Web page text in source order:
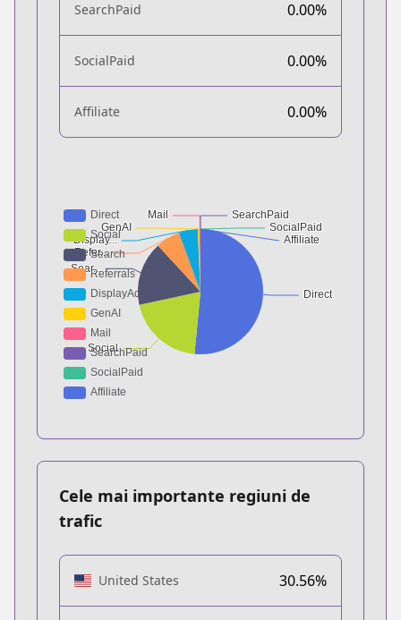
SearchPaid 0.00%
SocialPaid 0.00%
Affiliate 0.00%
Cele mai importante regiuni de
trafic
United States 30.56%